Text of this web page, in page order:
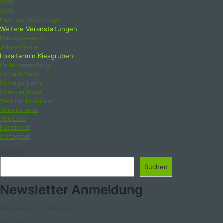
2019
2018
Fastnachtsumzüge
Weitere Veranstaltungen
Heringsessen
Jahresfeste
Lokaltermin Kiesgruben
Ordensempfang
Schlachtfest
Schlagerparty
Sommerfeste
Weihnachtsmarkt
Vereinsheim
Youtube
Facebook
Instagram
Suchen
Newsletter Anmeldung